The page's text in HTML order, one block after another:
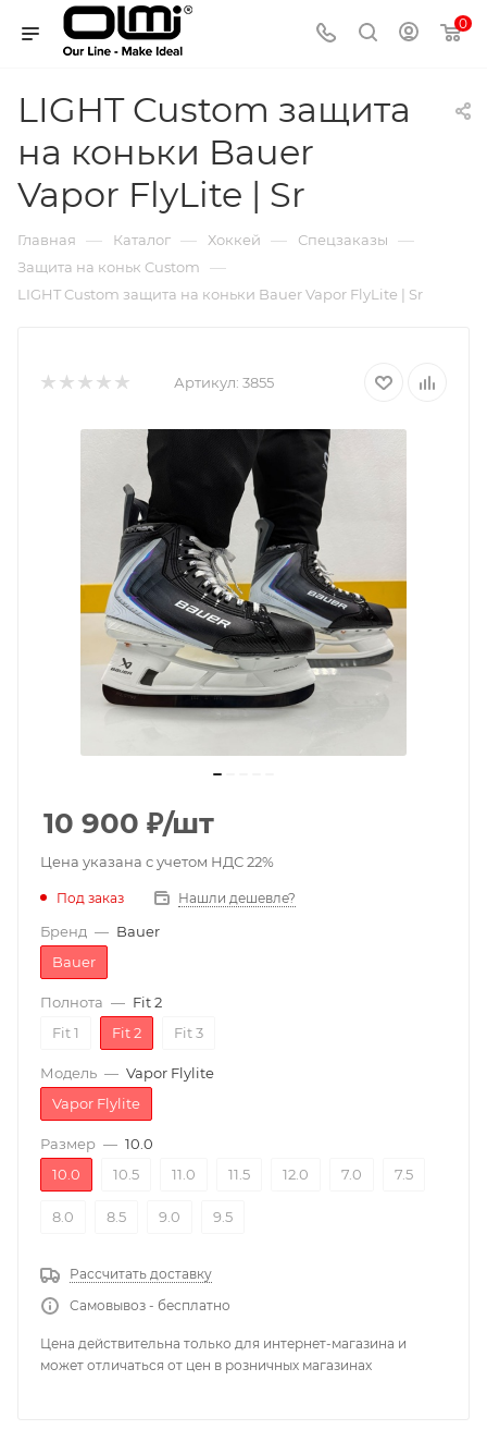
0
LIGHT Custom защита
на коньки Bauer
Vapor FlyLite | Sr
Главная — Каталог — Хоккей — Спецзаказы —
Защита на коньк Custom —
LIGHT Custom защита на коньки Bauer Vapor FlyLite | Sr
Артикул: 3855
10 900 ₽/шт
Цена указана с учетом НДС 22%
Под заказ Нашли дешевле?
Бренд — Bauer
Bauer
Полнота — Fit 2
Fit 1
Fit 2 Fit 3
Модель — Vapor Flylite
Vapor Flylite
Размер — 10.0
10.0
10.5 11.0 11.5 12.0 7.0 7.5
8.0 8.5 9.0 9.5
Рассчитать доставку
Самовывоз - бесплатно
Цена действительна только для интернет-магазина и
может отличаться от цен в розничных магазинах